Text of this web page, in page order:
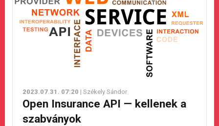
2023.07.31. 07:20 | Székely Sándor
Open Insurance API — kellenek a
szabványok